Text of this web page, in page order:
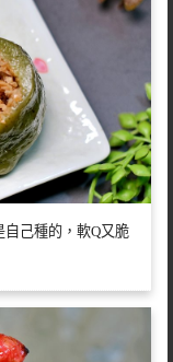
己種的，軟Q又脆